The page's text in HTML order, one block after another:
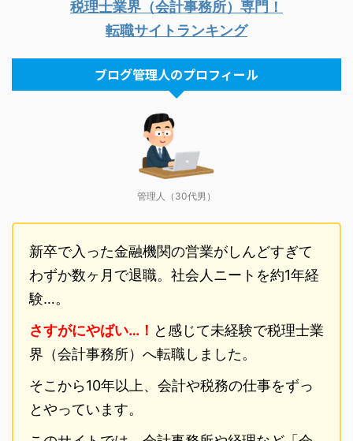
税理士業界（会計事務所）専門！
転職サイトランキング
ブログ管理人のプロフィール
管理人（30代男）
新卒で入った金融機関の営業がしんどすぎて
わずか数ヶ月で退職。社会人ニートを約1年経
験…。
さすがにやばい…！ と感じて未経験で税理士業
界（会計事務所）へ転職しました。
そこから10年以上、会計や税務の仕事をずっ
とやっています。